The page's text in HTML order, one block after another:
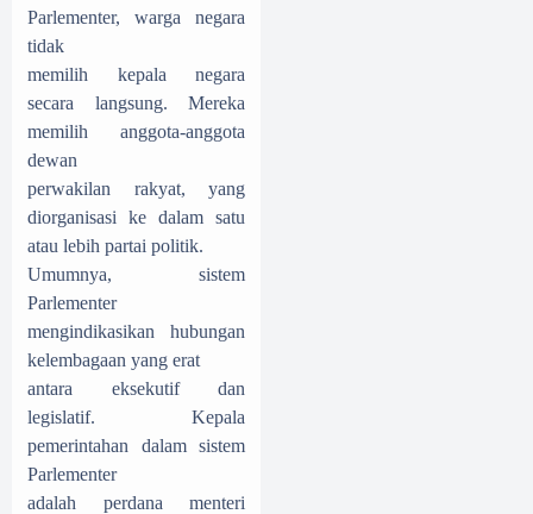
Parlementer, warga negara
tidak
memilih kepala negara
secara langsung. Mereka
memilih anggota-anggota
dewan
perwakilan rakyat, yang
diorganisasi ke dalam satu
atau lebih partai politik.
Umumnya, sistem
Parlementer
mengindikasikan hubungan
kelembagaan yang erat
antara eksekutif dan
legislatif. Kepala
pemerintahan dalam sistem
Parlementer
adalah perdana menteri